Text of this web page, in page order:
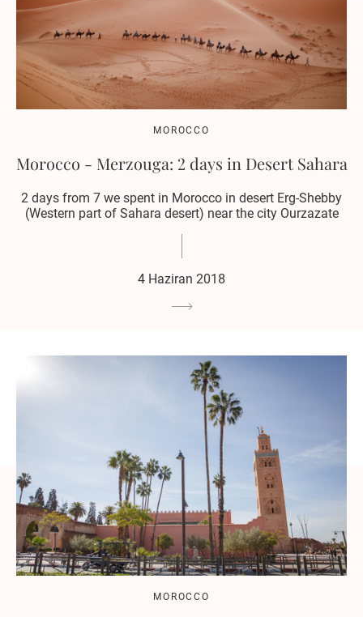
MOROCCO
Morocco - Merzouga: 2 days in Desert Sahara
2 days from 7 we spent in Morocco in desert Erg-Shebby
(Western part of Sahara desert) near the city Ourzazate
4 Haziran 2018
MOROCCO